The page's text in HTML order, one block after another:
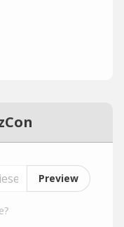
Preview